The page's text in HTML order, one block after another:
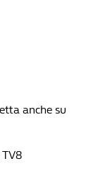
anche su